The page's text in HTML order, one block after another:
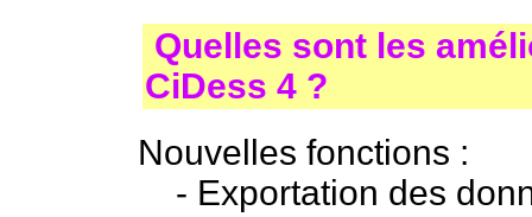
Quelles sont les
CiDess 4 ?
Nouvelles fonctions :
- Exportation des